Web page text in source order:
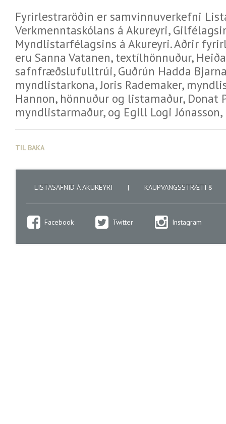
Fyrirlestraröðin er samvinnuverkefni
Verkmenntaskólans á Akureyri,
Myndlistarfélagsins á Akureyri. Aðrir
eru Sanna Vatanen, textílhönnuður,
safnfræðslufulltrúi, Guðrún Hadda
myndlistarkona, Joris Rademaker,
Hannon, hönnuður og listamaður, Donat
myndlistarmaður, og Egill Logi
TIL BAKA
LISTASAFNIÐ Á AKUREYRI | KAUPVANGSSTRÆTI 8
Facebook Twitter Instagram